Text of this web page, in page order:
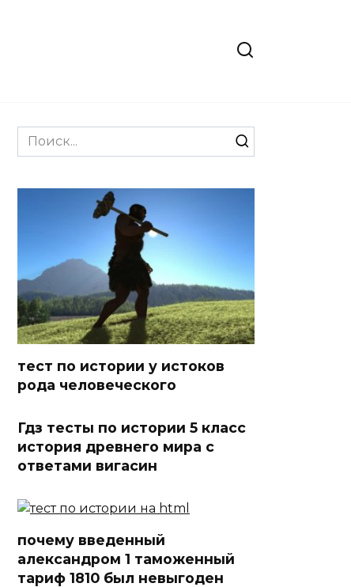
Search
for:
тест по истории у истоков
рода человеческого
Гдз тесты по истории 5 класс
история древнего мира с
ответами вигасин
почему введенный
александром 1 таможенный
тариф 1810 был невыгоден